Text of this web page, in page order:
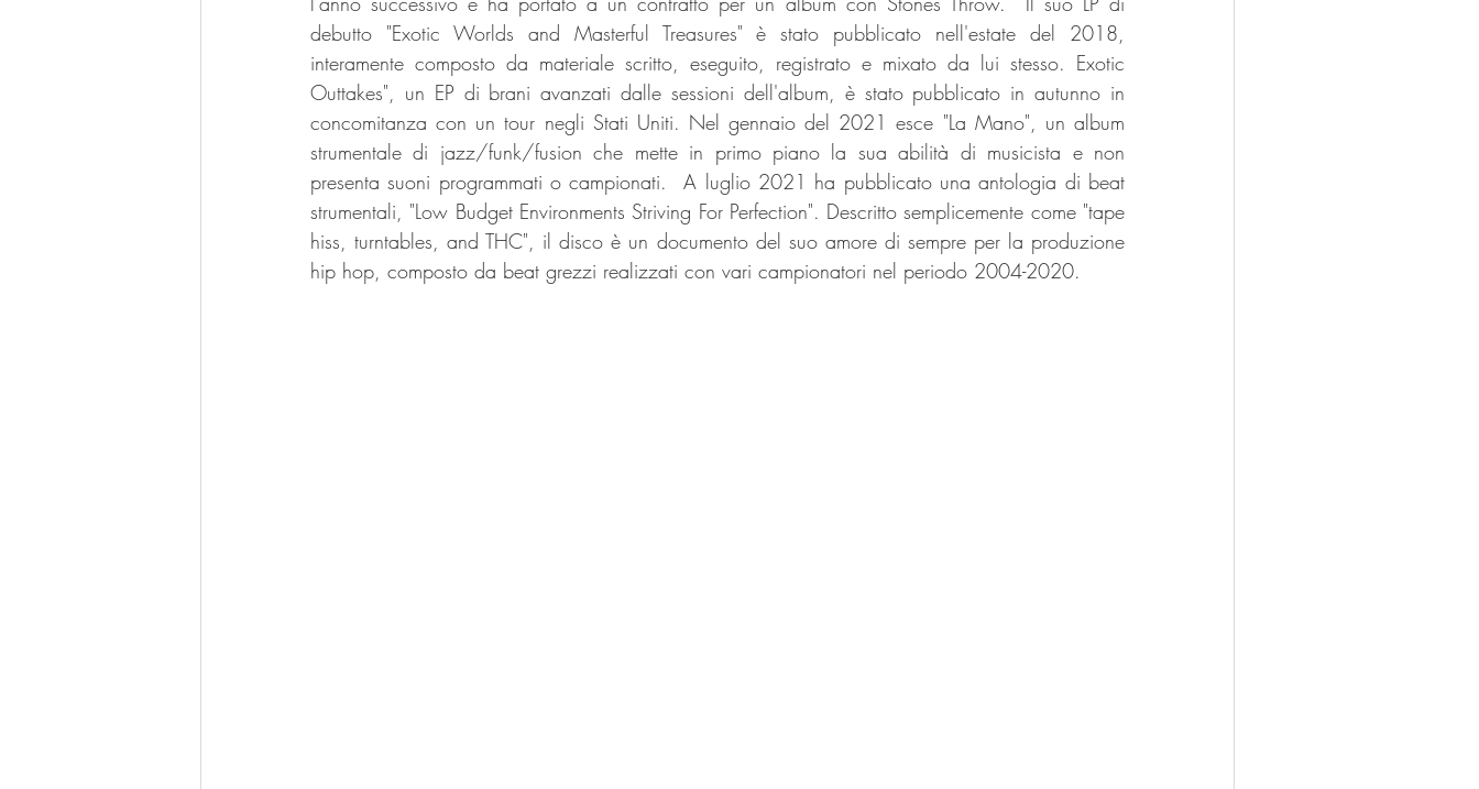
debutto "Exotic Worlds and Masterful Treasures" è stato pubblicato nell'estate del 2018,
interamente composto da materiale scritto, eseguito, registrato e mixato da lui stesso. Exotic
Outtakes", un EP di brani avanzati dalle sessioni dell'album, è stato pubblicato in autunno in
concomitanza con un tour negli Stati Uniti. Nel gennaio del 2021 esce "La Mano", un album
strumentale di jazz/funk/fusion che mette in primo piano la sua abilità di musicista e non
presenta suoni programmati o campionati.  A luglio 2021 ha pubblicato una antologia di beat
strumentali, "Low Budget Environments Striving For Perfection". Descritto semplicemente come "tape
hiss, turntables, and THC", il disco è un documento del suo amore di sempre per la produzione
hip hop, composto da beat grezzi realizzati con vari campionatori nel periodo 2004-2020.